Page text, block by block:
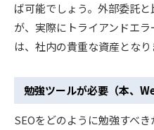
ば可能でしょう。外部委託
が、実際にトライアンドエ
は、社内の貴重な資産となり
勉強ツールが必要（本、
SEOをどのように勉強すべ